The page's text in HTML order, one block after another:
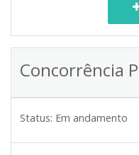
Concorrência
Status: Em andamento